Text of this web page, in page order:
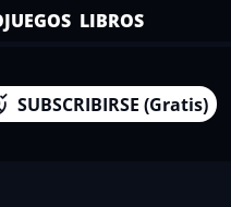
LIBROS
SUBSCRIBIRSE (Gratis)